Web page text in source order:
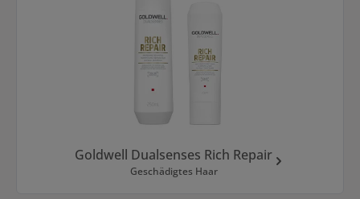
Goldwell Dualsenses Rich Repair
Geschädigtes Haar